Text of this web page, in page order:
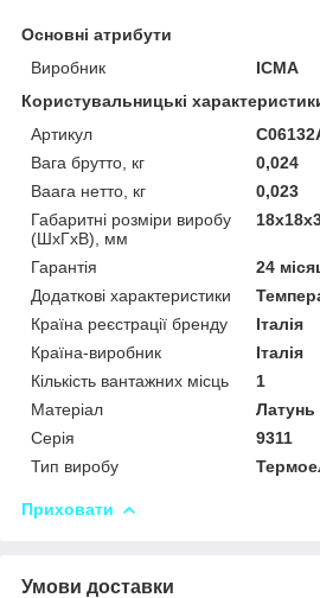
Основні атрибути
Виробник
ICMA
Користувальницькі
Артикул
Вага брутто, кг
0,024
Ваага нетто, кг
0,023
Габаритні розміри виробу
(ШхГхВ), мм
Гарантія
24
Додаткові характеристики
Країна реєстрації бренду
Італія
Країна-виробник
Італія
Кількість вантажних місць
1
Матеріал
Латунь
Серія
9311
Тип виробу
Приховати
Умови доставки